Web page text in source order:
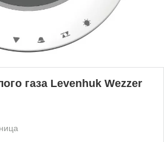
газа Levenhuk Wezzer